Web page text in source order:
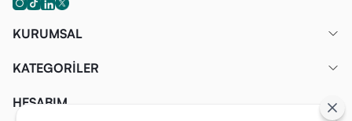
KURUMSAL
KATEGORİLER
HESABIM